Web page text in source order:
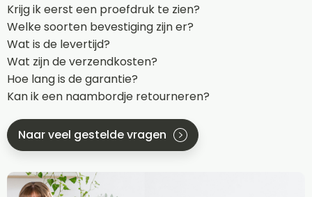
Krijg ik eerst een proefdruk te zien?
Welke soorten bevestiging zijn er?
Wat is de levertijd?
Wat zijn de verzendkosten?
Hoe lang is de garantie?
Kan ik een naambordje retourneren?
Naar veel gestelde vragen